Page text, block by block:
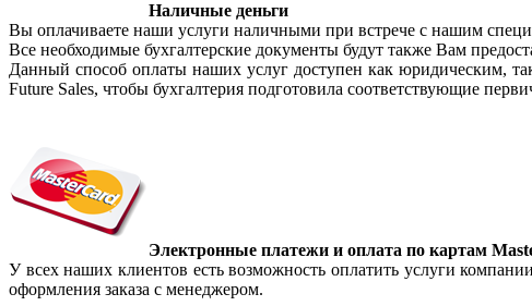
Наличные деньги
Вы оплачиваете наши услуги наличными при встрече с нашим
Все необходимые бухгалтерские документы будут также Вам
Данный способ оплаты наших услуг доступен как юридическим,
Future Sales, чтобы бухгалтерия подготовила соответствующие
Электронные платежи и оплата по картам
У всех наших клиентов есть возможность оплатить услуги
оформления заказа с менеджером.